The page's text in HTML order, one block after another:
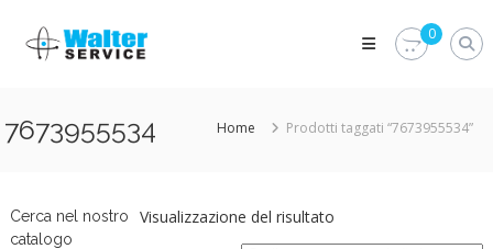
content
Walter
Service
parti
veicolo?
Vieni
0
7673955534 Home Prodotti taggati “7673955534”
Visualizzazione del risultato
Cerca nel nostro
catalogo